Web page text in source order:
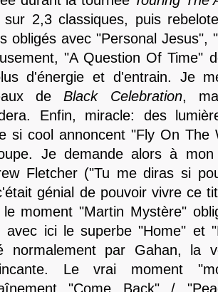
sur 2,3 classiques, puis
obligés avec "Personal
"A Question Of Time"
d'énergie et d'entrain. Je
deBlack Celebration,
Enfin, miracle: des
si cool annoncent "Fly On The
Je demande alors à
Fletcher ("Tu me diras si
génial de pouvoir vivre ce
le moment "Martin Mystère"
avec ici le superbe "Home" et
normalement par Gahan, la
Le vrai moment
"Come Back" /